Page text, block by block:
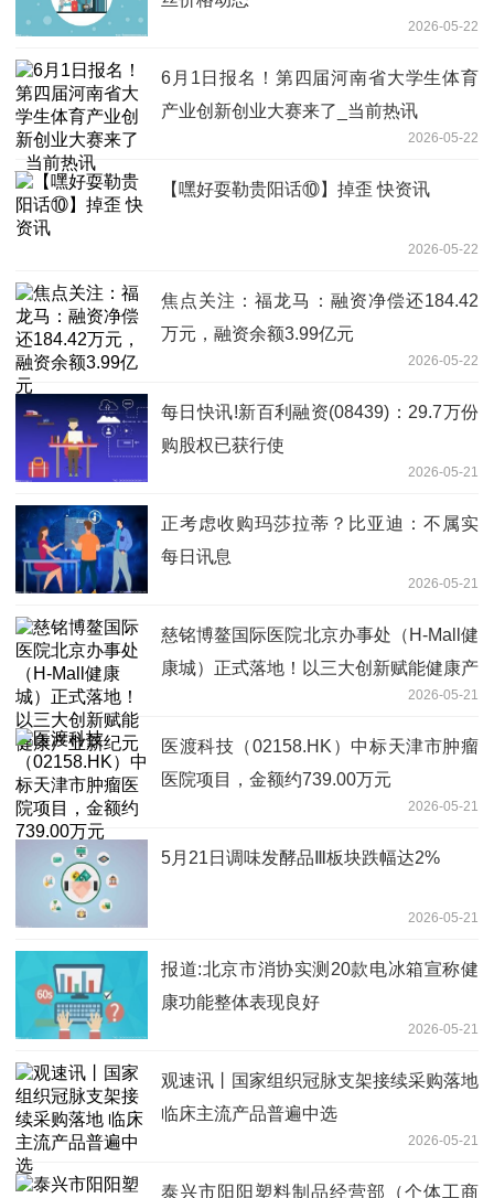
2026-05-22
6月1日报名！第四届河南省大学生体育
产业创新创业大赛来了_当前热讯
2026-05-22
【嘿好耍勒贵阳话⑩】掉歪 快资讯
2026-05-22
焦点关注：福龙马：融资净偿还184.42
万元，融资余额3.99亿元
2026-05-22
每日快讯!新百利融资(08439)：29.7万份
购股权已获行使
2026-05-21
正考虑收购玛莎拉蒂？比亚迪：不属实
每日讯息
2026-05-21
慈铭博鳌国际医院北京办事处（H-Mall健
康城）正式落地！以三大创新赋能健康产
2026-05-21
医渡科技（02158.HK）中标天津市肿瘤
医院项目，金额约739.00万元
2026-05-21
5月21日调味发酵品Ⅲ板块跌幅达2%
2026-05-21
报道:北京市消协实测20款电冰箱宣称健
康功能整体表现良好
2026-05-21
观速讯丨国家组织冠脉支架接续采购落地
临床主流产品普遍中选
2026-05-21
泰兴市阳阳塑料制品经营部（个体工商